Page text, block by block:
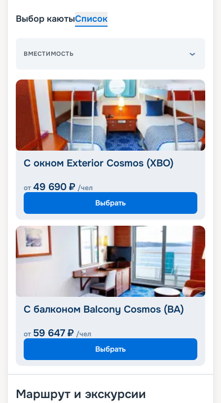
Выбор каютыСписок
ВМЕСТИМОСТЬ
С окном Exterior Cosmos (XBO)
от 49 690 ₽ /чел
Выбрать
С балконом Balcony Cosmos (BA)
от 59 647 ₽ /чел
Выбрать
Маршрут и экскурсии